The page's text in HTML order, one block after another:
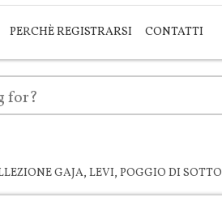
PERCHÈ REGISTRARSI CONTATTI
GAJA, LEVI, POGGIO DI SOTTO